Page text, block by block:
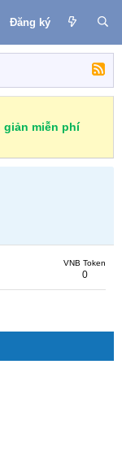
Đăng ký
miễn phí
VNB Token
0